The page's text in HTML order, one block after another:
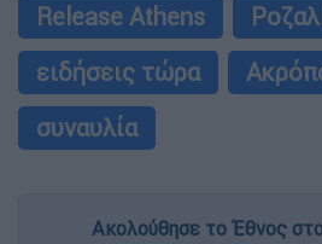
Release Athens
ειδήσεις τώρα
συναυλία
Ακολούθησε το Έθνος